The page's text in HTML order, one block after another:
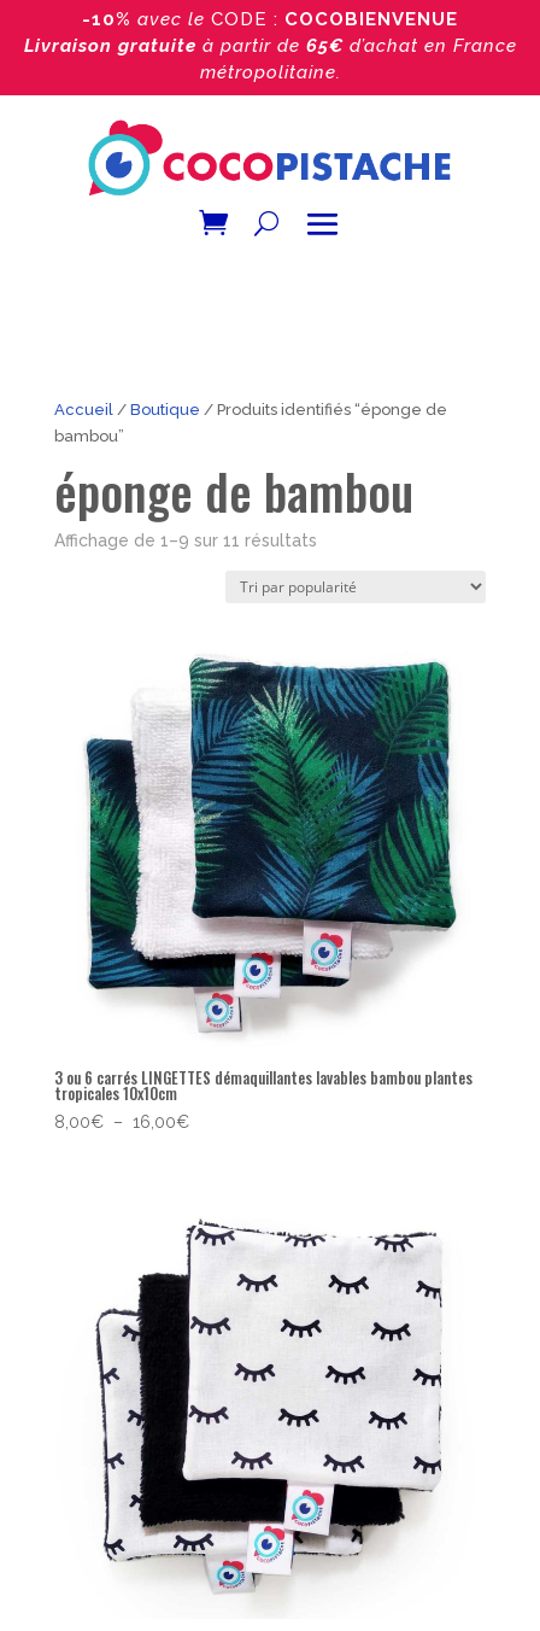
-10% avec le CODE : COCOBIENVENUE
Livraison gratuite à partir de 65€ d’achat en France
métropolitaine.
Accueil/ Boutique / Produits identifiés “éponge de
bambou”
éponge de bambou
Affichage de 1–9 sur 11 résultatsTrié
popularité
3 ou 6 carrés LINGETTES démaquillantes lavables bambou plantes
tropicales 10x10cm
8,00€ – 16,00€Plage
à
16,00€